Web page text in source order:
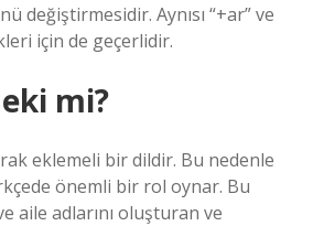
değiştirmesidir. Aynısı “+ar” ve
için de geçerlidir.
mi?
eklemeli bir dildir. Bu nedenle
önemli bir rol oynar. Bu
aile adlarını oluşturan ve